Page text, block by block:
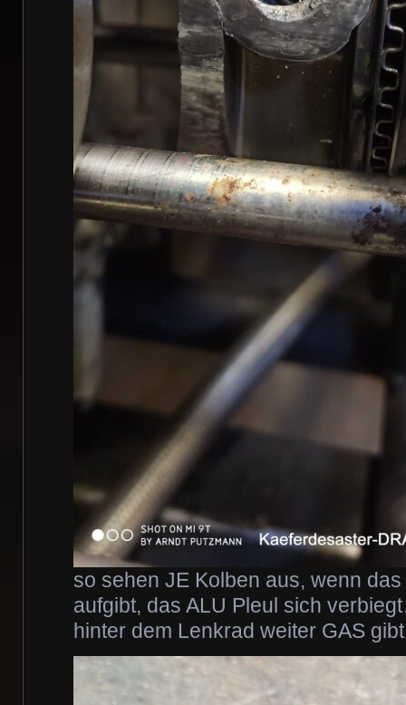
so sehen JE Kolben aus, wenn
aufgibt, das ALU Pleul sich
hinter dem Lenkrad weiter GAS